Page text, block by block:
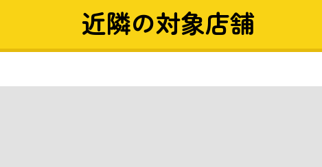
近隣の対象店舗